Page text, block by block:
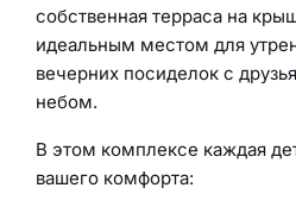
собственная терраса на
идеальным местом для
вечерних посиделок с
небом.
В этом комплексе каждая
вашего комфорта: